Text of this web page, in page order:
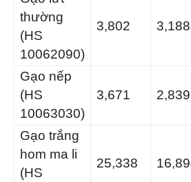
thường
(HS
10062090)
3,802 3,188
Gạo nếp
(HS
10063030)
3,671 2,839
Gạo trắng
hom ma li
(HS
25,338